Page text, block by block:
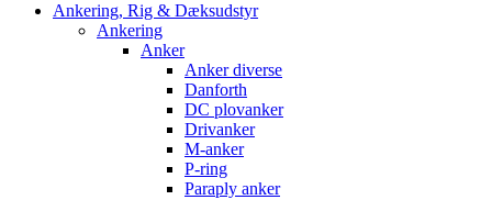
Ankering, Rig & Dæksudstyr
Ankering
Anker
Anker diverse
Danforth
DC plovanker
Drivanker
M-anker
P-ring
Paraply anker